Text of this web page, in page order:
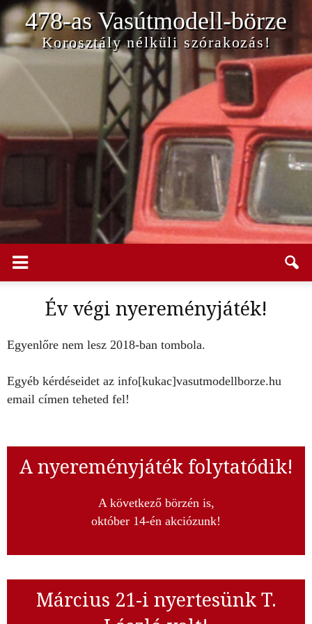
478-as Vasútmodell-börze
Korosztály nélküli szórakozás!
Év végi nyereményjáték!
Egyenlőre nem lesz 2018-ban tombola.
Egyéb kérdéseidet az info[kukac]vasutmodellborze.hu
email címen teheted fel!
A nyereményjáték folytatódik!
A következő börzén is,
október 14-én akciózunk!
Március 21-i nyertesünk T.